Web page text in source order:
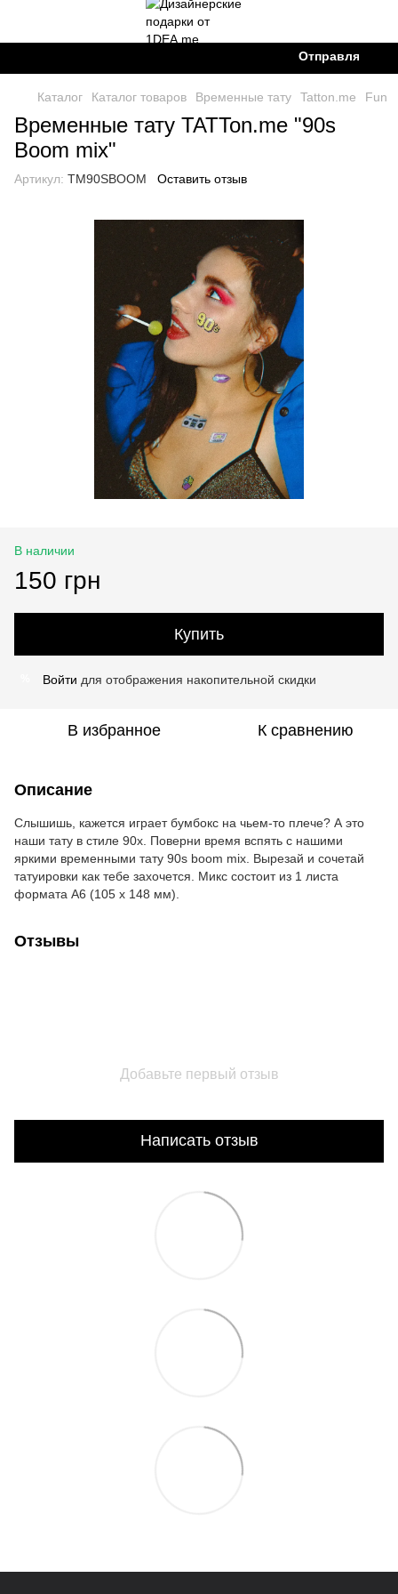
Отправляем
Каталог Каталог товаров Временные тату Tatton.me Fun
Временные тату TATTon.me "90s
Boom mix"
Артикул: TM90SBOOM Оставить отзыв
В наличии
150 грн
Купить
Войти для отображения накопительной скидки
В избранное К сравнению
Описание
Слышишь, кажется играет бумбокс на чьем-то плече? А это
наши тату в стиле 90х. Поверни время вспять с нашими
яркими временными тату 90s boom mix. Вырезай и сочетай
татуировки как тебе захочется. Микс состоит из 1 листа
формата А6 (105 x 148 мм).
Отзывы
Добавьте первый отзыв
Написать отзыв